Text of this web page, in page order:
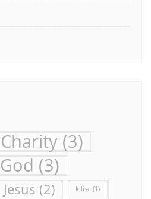
Charity (3)
God (3)
Jesus (2) kilise (1)